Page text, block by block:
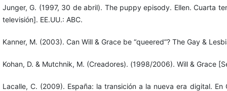
Junger, G. (1997, 30 de abril). The puppy episody. Ellen. Cuarta
televisión]. EE.UU.: ABC.
Kanner, M. (2003). Can Will & Grace be “queered”? The Gay &
Kohan, D. & Mutchnik, M. (Creadores). (1998/2006). Will & Grace
Lacalle, C. (2009). España: la transición a la nueva era digital. En